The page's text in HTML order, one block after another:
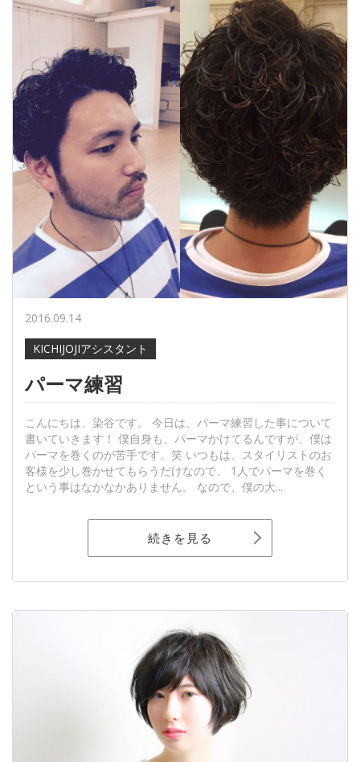
2016.09.14
KICHIJOJIアシスタント
パーマ練習
こんにちは、染谷です。 今日は、パーマ練習した事について
書いていきます！ 僕自身も、パーマかけてるんですが、僕は
パーマを巻くのが苦手です。笑 いつもは、スタイリストのお
客様を少し巻かせてもらうだけなので、 1人でパーマを巻く
という事はなかなかありません。 なので、僕の大...
続きを見る